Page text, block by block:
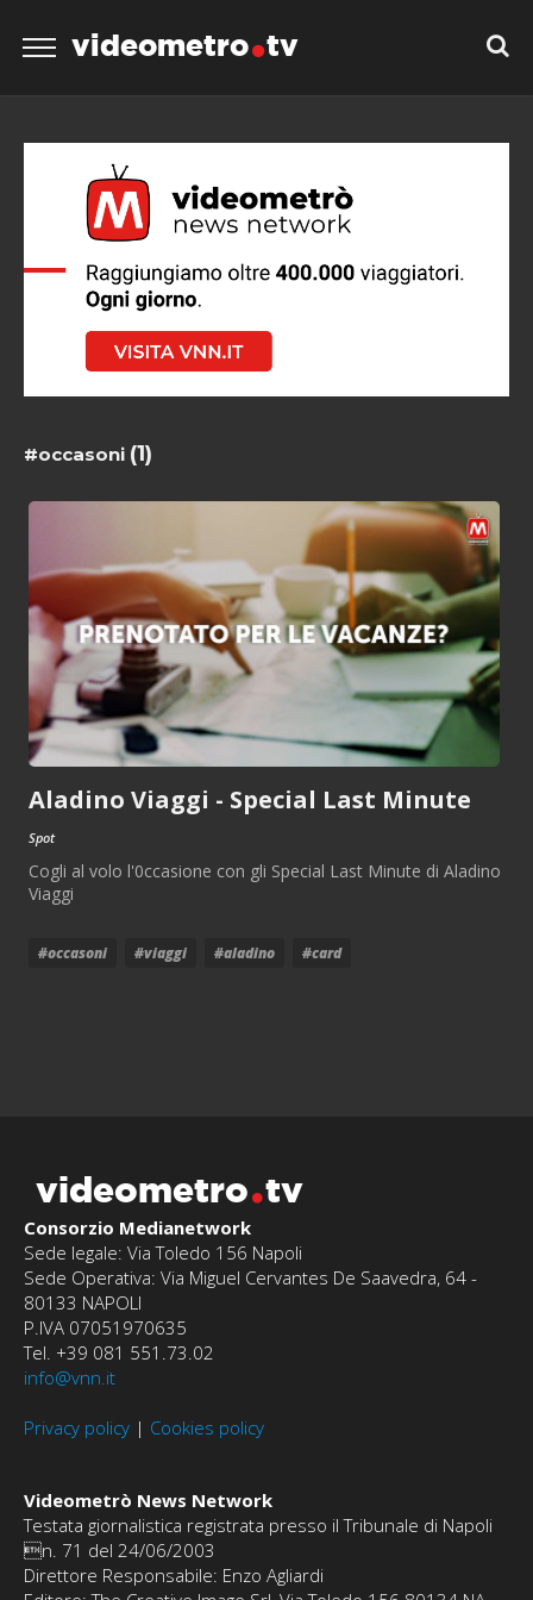
videometro tv
#occasoni (1)
Aladino Viaggi - Special Last Minute
Spot
Cogli al volo l'0ccasione con gli Special Last Minute di Aladino
Viaggi
#occasoni #viaggi #aladino #card
videometro tv
Consorzio Medianetwork
Sede legale: Via Toledo 156 Napoli
Sede Operativa: Via Miguel Cervantes De Saavedra, 64 -
80133 NAPOLI
P.IVA 07051970635
Tel. +39 081 551.73.02
info@vnn.it
Privacy policy | Cookies policy
Videometrò News Network
Testata giornalistica registrata presso il Tribunale di Napoli
n. 71 del 24/06/2003
Direttore Responsabile: Enzo Agliardi